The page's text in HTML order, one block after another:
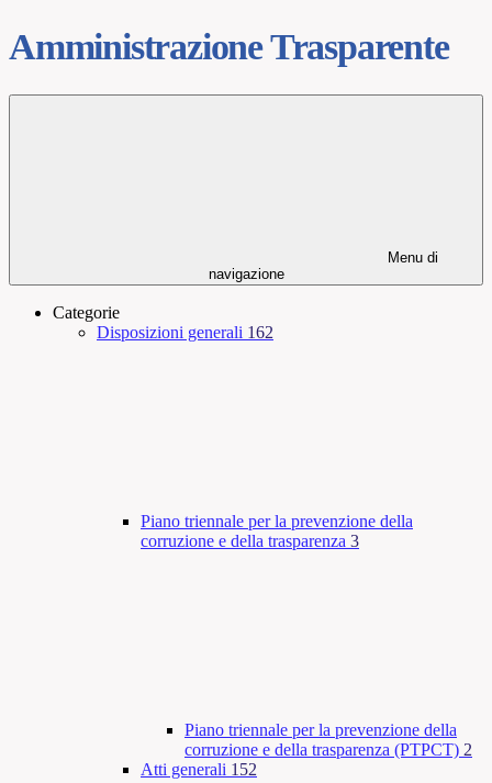
Amministrazione Trasparente
Menu di
navigazione
Categorie
Disposizioni generali 162
Piano triennale per la prevenzione della
corruzione e della trasparenza 3
Piano triennale per la prevenzione della
corruzione e della trasparenza (PTPCT) 2
Atti generali 152